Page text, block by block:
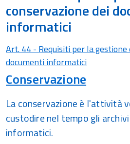
conservazione dei
informatici
Art. 44 - Requisiti per la gestione
documenti informatici
Conservazione
La conservazione è l'attività
custodire nel tempo gli
informatici.